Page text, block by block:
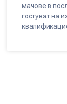
мачове в
гостуват на